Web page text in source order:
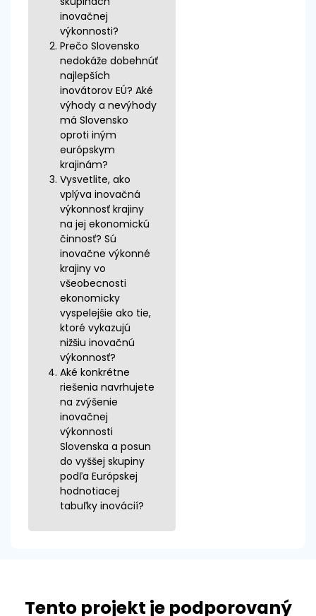
inovačnej
výkonnosti?
Prečo Slovensko
nedokáže dobehnúť
najlepších
inovátorov EÚ? Aké
výhody a nevýhody
má Slovensko
oproti iným
európskym
krajinám?
Vysvetlite, ako
vplýva inovačná
výkonnosť krajiny
na jej ekonomickú
činnosť? Sú
inovačne výkonné
krajiny vo
všeobecnosti
ekonomicky
vyspelejšie ako tie,
ktoré vykazujú
nižšiu inovačnú
výkonnosť?
Aké konkrétne
riešenia navrhujete
na zvýšenie
inovačnej
výkonnosti
Slovenska a posun
do vyššej skupiny
podľa Európskej
hodnotiacej
tabuľky inovácií?
Tento projekt je podporovaný